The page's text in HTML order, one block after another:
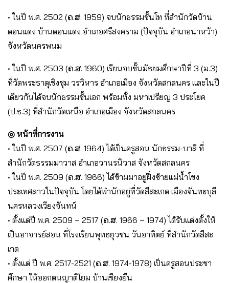
• ในปี พ.ศ. 2502 (ຄ.ສ. 1959) จบนักธรรมชั้นโท ที่สำนักวัดบ้าน
ดอนแดง บ้านดอนแดง อำเภอศรีสงคราม (ปัจจุบัน อำเภอนาหว้า)
จังหวัดนครพนม
• ในปี พ.ศ. 2503 (ຄ.ສ. 1960) เรียนจบชั้นมัธยมศึกษาปีที่ 3 (ม.3)
ที่วัดพระธาตุเชิงชุม วรวิหาร อำเภอเมือง จังหวัดสกลนคร และในปี
เดียวกันได้จบนักธรรมชั้นเอก พร้อมทั้ง มหาเปรียญ 3 ประโยค
(ป.ธ.3) ที่สำนักวัดเหนือ อำเภอเมือง จังหวัดสกลนคร
◎ หน้าที่การงาน
• ในปี พ.ศ. 2507 (ຄ.ສ. 1964) ได้เป็นครูสอน นักธรรม-บาลี ที่
สำนักวัดธรรมมาวาส อำเภอวานรนิวาส จังหวัดสกลนคร
• ในปี พ.ศ. 2509 (ຄ.ສ. 1966) ได้ข้ามมาอยู่ฝั่งซ้ายแม่น้ำโขง
ประเทศลาวในปัจจุบัน โดยได้พำนักอยู่ที่วัดสีสะเกด เมืองจันทะบุลี
นครหลวงเวียงจันทน์
• ตั้งแต่ปี พ.ศ. 2509 – 2517 (ຄ.ສ. 1966 – 1974) ได้รับแต่งตั้งให้
เป็นอาจารย์สอน ที่โรงเรียนพุทธยุวชน วันอาทิตย์ ที่สำนักวัดสีสะ
เกด
• ตั้งแต่ ปี พ.ศ. 2517-2521 (ຄ.ສ. 1974-1978) เป็นครูสอนประชา
ศึกษา ให้ออกตนญาติโยม บ้านเชียงยืน